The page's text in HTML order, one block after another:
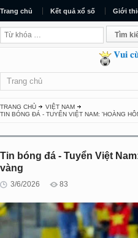
Trang chủ Kết quả xổ số Giới
Trang chủ
TRANG CHỦ
VIỆT NAM
TIN BÓNG ĐÁ - TUYỂN VIỆT NAM: 'HOÀNG
Tin bóng đá - Tuyển Việt
vàng
3/6/2026 83